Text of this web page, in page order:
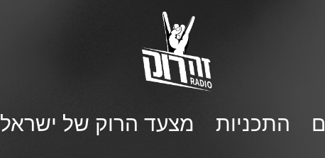
התכניות מצעד הרוק של ישראל